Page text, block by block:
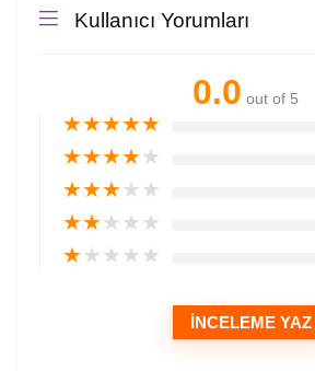
Kullanıcı Yorumları
0.0 out of 5
★★★★★
★★★★★
★★★★★
★★★★★
★★★★★
İNCELEME YAZ